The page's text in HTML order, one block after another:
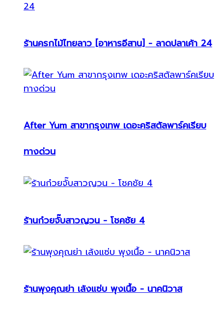
ร้านครกไม้ไทยลาว [อาหารอีสาน] - ลาดปลาเค้า 24
After Yum สาขากรุงเทพ เดอะคริสตัลพาร์คเรียบ
ทางด่วน
ร้านก๋วยจั๊บสาวญวน - โชคชัย 4
ร้านพุงคุณย่า เล้งแซ่บ พุงเนื้อ - นาคนิวาส